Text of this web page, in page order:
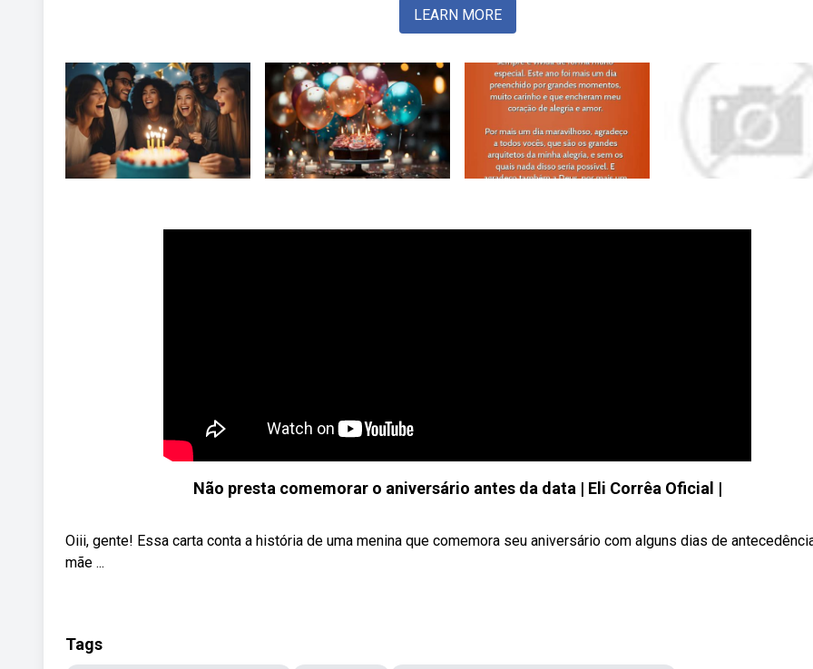
LEARN MORE
Não presta comemorar o aniversário antes da data | Eli Corrêa Oficial |
Oiii, gente! Essa carta conta a história de uma menina que comemora seu aniversário com alguns dias de
mãe ...
Tags